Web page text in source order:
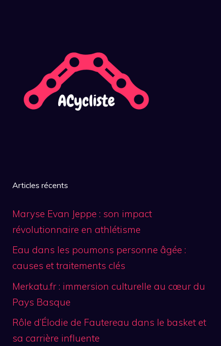
Articles récents
Maryse Evan Jeppe : son impact
révolutionnaire en athlétisme
Eau dans les poumons personne âgée :
causes et traitements clés
Merkatu.fr : immersion culturelle au cœur du
Pays Basque
Rôle d’Élodie de Fautereau dans le basket et
sa carrière influente